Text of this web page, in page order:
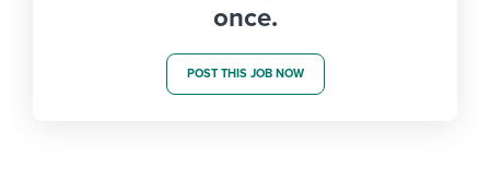
once.
POST THIS JOB NOW